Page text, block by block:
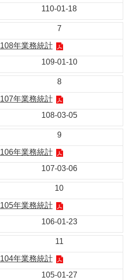
110-01-18
7
108年業務統計
109-01-10
8
107年業務統計
108-03-05
9
106年業務統計
107-03-06
10
105年業務統計
106-01-23
11
104年業務統計
105-01-27